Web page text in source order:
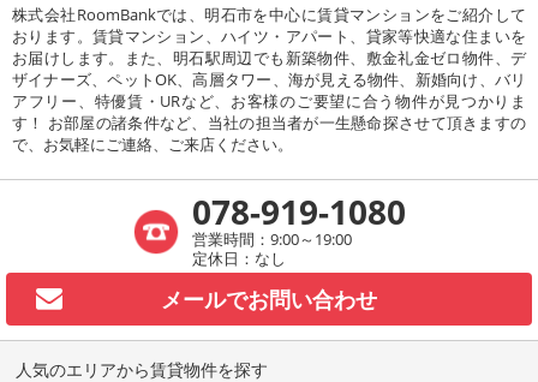
株式会社RoomBankでは、明石市を中心に賃貸マンションをご紹介して
おります。賃貸マンション、ハイツ・アパート、貸家等快適な住まいを
お届けします。また、明石駅周辺でも新築物件、敷金礼金ゼロ物件、デ
ザイナーズ、ペットOK、高層タワー、海が見える物件、新婚向け、バリ
アフリー、特優賃・URなど、お客様のご要望に合う物件が見つかりま
す！ お部屋の諸条件など、当社の担当者が一生懸命探させて頂きますの
で、お気軽にご連絡、ご来店ください。
078-919-1080
営業時間：9:00～19:00
定休日：なし
メールでお問い合わせ
人気のエリアから賃貸物件を探す